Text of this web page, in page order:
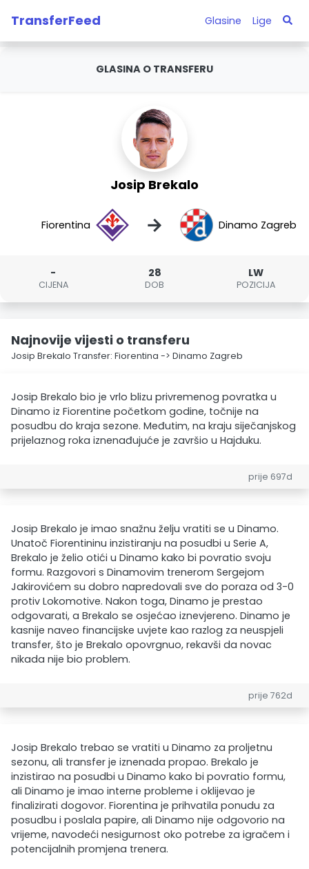
TransferFeed Glasine Lige
GLASINA O TRANSFERU
Josip Brekalo
Fiorentina → Dinamo Zagreb
-
CIJENA
28
DOB
LW
POZICIJA
Najnovije vijesti o transferu
Josip Brekalo Transfer: Fiorentina -> Dinamo Zagreb
Josip Brekalo bio je vrlo blizu privremenog povratka u
Dinamo iz Fiorentine početkom godine, točnije na
posudbu do kraja sezone. Međutim, na kraju siječanjskog
prijelaznog roka iznenađujuće je završio u Hajduku.
prije 697d
Josip Brekalo je imao snažnu želju vratiti se u Dinamo.
Unatoč Fiorentininu inzistiranju na posudbi u Serie A,
Brekalo je želio otići u Dinamo kako bi povratio svoju
formu. Razgovori s Dinamovim trenerom Sergejom
Jakirovićem su dobro napredovali sve do poraza od 3-0
protiv Lokomotive. Nakon toga, Dinamo je prestao
odgovarati, a Brekalo se osjećao iznevjereno. Dinamo je
kasnije naveo financijske uvjete kao razlog za neuspjeli
transfer, što je Brekalo opovrgnuo, rekavši da novac
nikada nije bio problem.
prije 762d
Josip Brekalo trebao se vratiti u Dinamo za proljetnu
sezonu, ali transfer je iznenada propao. Brekalo je
inzistirao na posudbi u Dinamo kako bi povratio formu,
ali Dinamo je imao interne probleme i oklijevao je
finalizirati dogovor. Fiorentina je prihvatila ponudu za
posudbu i poslala papire, ali Dinamo nije odgovorio na
vrijeme, navodeći nesigurnost oko potrebe za igračem i
potencijalnih promjena trenera.